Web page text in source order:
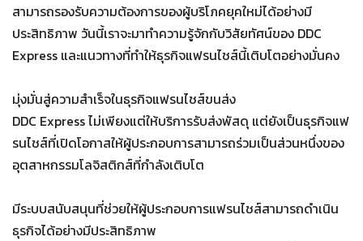
สามารถรองรับความต้องการของผู้บริโภคยุคใหม่ได้อย่างมี
ประสิทธิภาพ วันนี้เราจะมาทำความรู้จักกับวิสัยทัศน์ของ DDC
Express และแนวทางที่ทำให้ธุรกิจแฟรนไชส์นี้เติบโตอย่างมั่นคง
มุ่งมั่นสู่ความสำเร็จในธุรกิจแฟรนไชส์ขนส่ง
DDC Express ไม่เพียงแต่ให้บริการรับส่งพัสดุ แต่ยังเป็นธุรกิจแฟ
รนไชส์ที่เปิดโอกาสให้ผู้ประกอบการสามารถร่วมเป็นส่วนหนึ่งของ
อุตสาหกรรมโลจิสติกส์ที่กำลังเติบโต
มีระบบสนับสนุนที่ช่วยให้ผู้ประกอบการแฟรนไชส์สามารถดำเนิน
ธุรกิจได้อย่างมีประสิทธิภาพ